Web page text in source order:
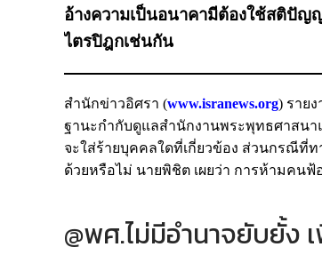
อ้างความเป็นอนาคามีต้องใช้สติปั
ไตรปิฎกเช่นกัน
สำนักข่าวอิศรา (www.isranews.org) ราย
ฐานะกำกับดูแลสำนักงานพระพุทธศาสนา
จะใส่ร้ายบุคคลใดที่เกี่ยวข้อง ส่วนกรณีที่
ด้วยหรือไม่ นายพิชิต เผยว่า การห้ามคน
@พศ.ไม่มีอำนาจยับยั้ง